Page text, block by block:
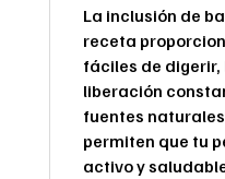
La inclusión de
receta
fáciles de digerir,
liberación
fuentes
permiten que tu
activo y